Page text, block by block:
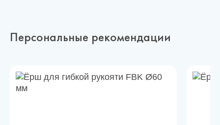
Персональные рекомендации